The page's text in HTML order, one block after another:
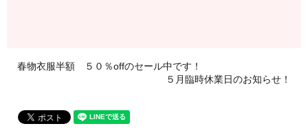
春物衣服半額 ５０％offのセール中です！
５月臨時休業日のお知らせ！